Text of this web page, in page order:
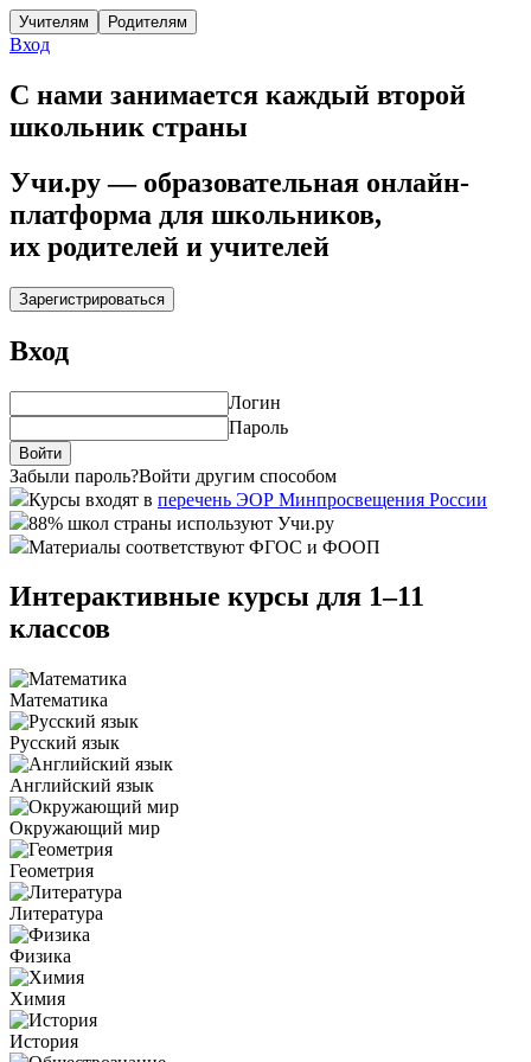
Учителям Родителям
Вход
C нами занимается каждый второй
школьник страны
Учи.ру — образовательная онлайн-
платформа для школьников,
их родителей и учителей
Зарегистрироваться
Вход
Логин
Пароль
Войти
Забыли пароль?Войти другим способом
Курсы входят в перечень ЭОР Минпросвещения России
88% школ страны используют Учи.ру
Материалы соответствуют ФГОС и ФООП
Интерактивные курсы для 1–11
классов
Математика
Русский язык
Английский язык
Окружающий мир
Геометрия
Литература
Физика
Химия
История